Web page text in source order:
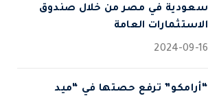
سعودية في مصر من خلال صندوق
الاستثمارات العامة
2024-09-16
“أرامكو” ترفع حصتها في “ميد